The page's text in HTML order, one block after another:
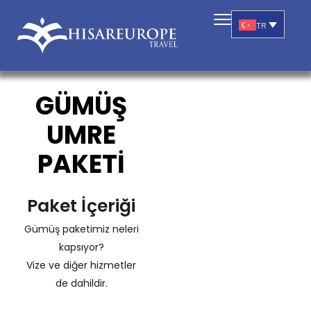
TR
GÜMÜŞ
UMRE
PAKETİ
Paket İçeriği
Gümüş paketimiz neleri
kapsıyor?
Vize ve diğer hizmetler
de dahildir.